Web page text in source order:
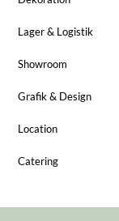
Lager & Logistik
Showroom
Grafik & Design
Location
Catering